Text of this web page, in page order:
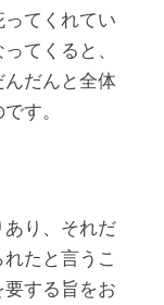
てくれてい
てくると、
だんと全体
す。
り、それだ
たと言うこ
する旨をお